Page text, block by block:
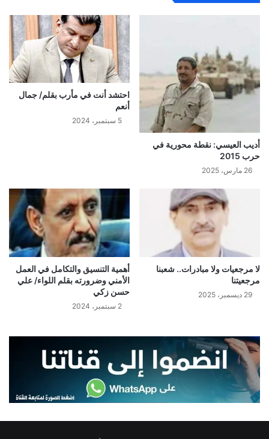
أديب العيسي: نقطة محورية في
حرب 2015
26 مارس، 2025
احتشد أنت في مأرب بقلم/ جمال
أنعم
5 سبتمبر، 2024
لا مرجعيات ولا مبادرات.. شعبنا
مرجعيتنا
29 ديسمبر، 2025
أهمية التنسيق والتكامل في العمل
الأمني وضرورته بقلم اللواء/ علي
حسن زكي
2 سبتمبر، 2024